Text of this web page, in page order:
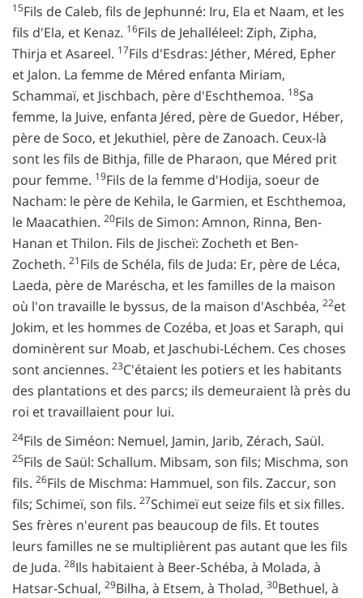
15Fils de Caleb, fils de Jephunné: Iru, Ela et Naam, et les
fils d'Ela, et Kenaz. 16Fils de Jehalléleel: Ziph, Zipha,
Thirja et Asareel. 17Fils d'Esdras: Jéther, Méred, Epher
et Jalon. La femme de Méred enfanta Miriam,
Schammaï, et Jischbach, père d'Eschthemoa. 18Sa
femme, la Juive, enfanta Jéred, père de Guedor, Héber,
père de Soco, et Jekuthiel, père de Zanoach. Ceux-là
sont les fils de Bithja, fille de Pharaon, que Méred prit
pour femme. 19Fils de la femme d'Hodija, soeur de
Nacham: le père de Kehila, le Garmien, et Eschthemoa,
le Maacathien. 20Fils de Simon: Amnon, Rinna, Ben-
Hanan et Thilon. Fils de Jischeï: Zocheth et Ben-
Zocheth. 21Fils de Schéla, fils de Juda: Er, père de Léca,
Laeda, père de Maréscha, et les familles de la maison
où l'on travaille le byssus, de la maison d'Aschbéa, 22et
Jokim, et les hommes de Cozéba, et Joas et Saraph, qui
dominèrent sur Moab, et Jaschubi-Léchem. Ces choses
sont anciennes. 23C'étaient les potiers et les habitants
des plantations et des parcs; ils demeuraient là près du
roi et travaillaient pour lui.
24Fils de Siméon: Nemuel, Jamin, Jarib, Zérach, Saül.
25Fils de Saül: Schallum. Mibsam, son fils; Mischma, son
fils. 26Fils de Mischma: Hammuel, son fils. Zaccur, son
fils; Schimeï, son fils. 27Schimeï eut seize fils et six filles.
Ses frères n'eurent pas beaucoup de fils. Et toutes
leurs familles ne se multiplièrent pas autant que les fils
de Juda. 28Ils habitaient à Beer-Schéba, à Molada, à
Hatsar-Schual, 29Bilha, à Etsem, à Tholad, 30Bethuel, à